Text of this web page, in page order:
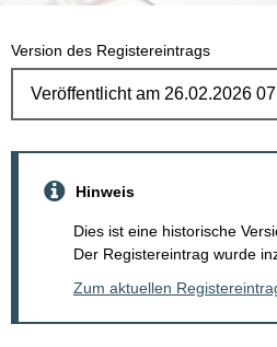
Version des Registereintrags
Hinweis
Dies ist eine historische
Der Registereintrag wurde
Zum aktuellen